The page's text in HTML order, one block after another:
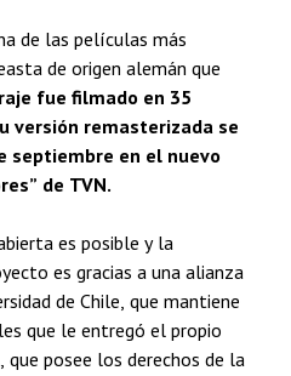
de las películas más
de origen alemán que
fue filmado en 35
versión remasterizada se
septiembre en el nuevo
de TVN.
es posible y la
es gracias a una alianza
de Chile, que mantiene
que le entregó el propio
posee los derechos de la